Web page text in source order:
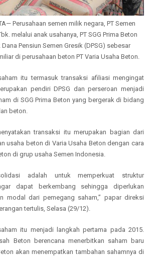
Perusahaan semen milik negara, PT Semen
melalui anak usahanya, PT SGG Prima Beton
Pensiun Semen Gresik (DPSG) sebesar
di perusahaan beton PT Varia Usaha Beton.
itu termasuk transaksi afiliasi mengingat
pendiri DPSG dan perseroan menjadi
di SGG Prima Beton yang bergerak di bidang
beton.
transaksi itu merupakan bagian dari
usaha beton di Varia Usaha Beton dengan cara
di grup usaha Semen Indonesia.
adalah untuk memperkuat struktur
dapat berkembang sehingga diperlukan
modal dari pemegang saham,” papar direksi
tertulis, Selasa (29/12).
itu menjadi langkah pertama pada 2015.
Beton berencana menerbitkan saham baru
akan menempatkan tambahan sahamnya di